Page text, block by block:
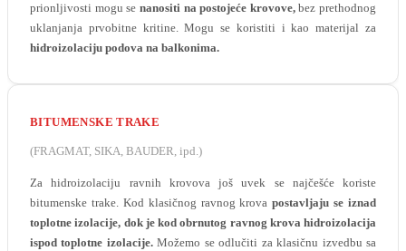
prionljivosti mogu se nanositi na postojeće krovove,bez prethodnog
uklanjanja prvobitne kritine. Mogu se koristiti i kao materijal za
hidroizolaciju podova na balkonima.
BITUMENSKE TRAKE
(FRAGMAT, SIKA, BAUDER, ipd.)
Za hidroizolaciju ravnih krovova još uvek se najčešće koriste
bitumenske trake. Kod klasičnog ravnog krovapostavljaju se iznad
toplotne izolacije, dok je kod obrnutog ravnog krova hidroizolacija
ispod toplotne izolacije.Možemo se odlučiti za klasičnu izvedbu sa